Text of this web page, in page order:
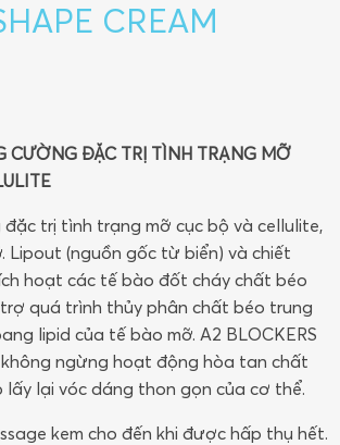
CREAM
CƯỜNG ĐẶC TRỊ TÌNH TRẠNG MỠ
trị tình trạng mỡ cục bộ và cellulite,
Lipout (nguồn gốc từ biển) và chiết
hoạt các tế bào đốt cháy chất béo
quá trình thủy phân chất béo trung
lipid của tế bào mỡ. A2 BLOCKERS
ngừng hoạt động hòa tan chất
lấy lại vóc dáng thon gọn của cơ thể.
kem cho đến khi được hấp thụ hết.